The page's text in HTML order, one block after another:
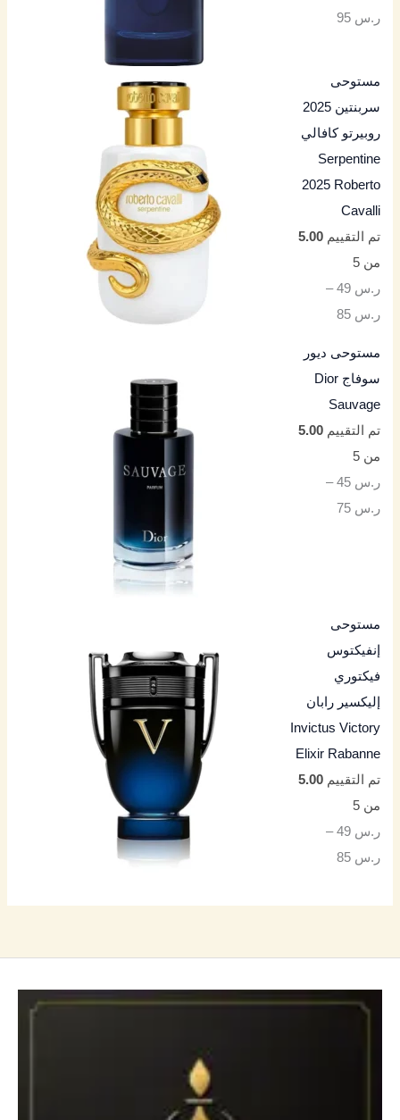
ر.س 95
مستوحى
سربنتين 2025
روبيرتو كافالي
Serpentine
2025 Roberto
Cavalli
تم التقييم5.00
من 5
ر.س 49
–
ر.س 85
مستوحى ديور
سوفاج Dior
Sauvage
تم التقييم5.00
من 5
ر.س 45
–
ر.س 75
مستوحى
إنفيكتوس
فيكتوري
إليكسير رابان
Invictus Victory
Elixir Rabanne
تم التقييم5.00
من 5
ر.س 49
–
ر.س 85